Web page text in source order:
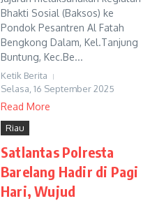
Bhakti Sosial (Baksos) ke
Pondok Pesantren Al Fatah
Bengkong Dalam, Kel.Tanjung
Buntung, Kec.Be...
Ketik Berita
Selasa, 16 September 2025
Read More
Riau
Satlantas Polresta
Barelang Hadir di Pagi
Hari, Wujud